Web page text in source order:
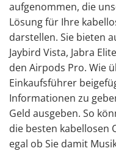
aufgenommen, die
Lösung für Ihre
darstellen. Sie bieten
Jaybird Vista, Jabra
den Airpods Pro. Wie
Einkaufsführer
Informationen zu
Geld ausgeben. So
die besten kabellosen
egal ob Sie damit